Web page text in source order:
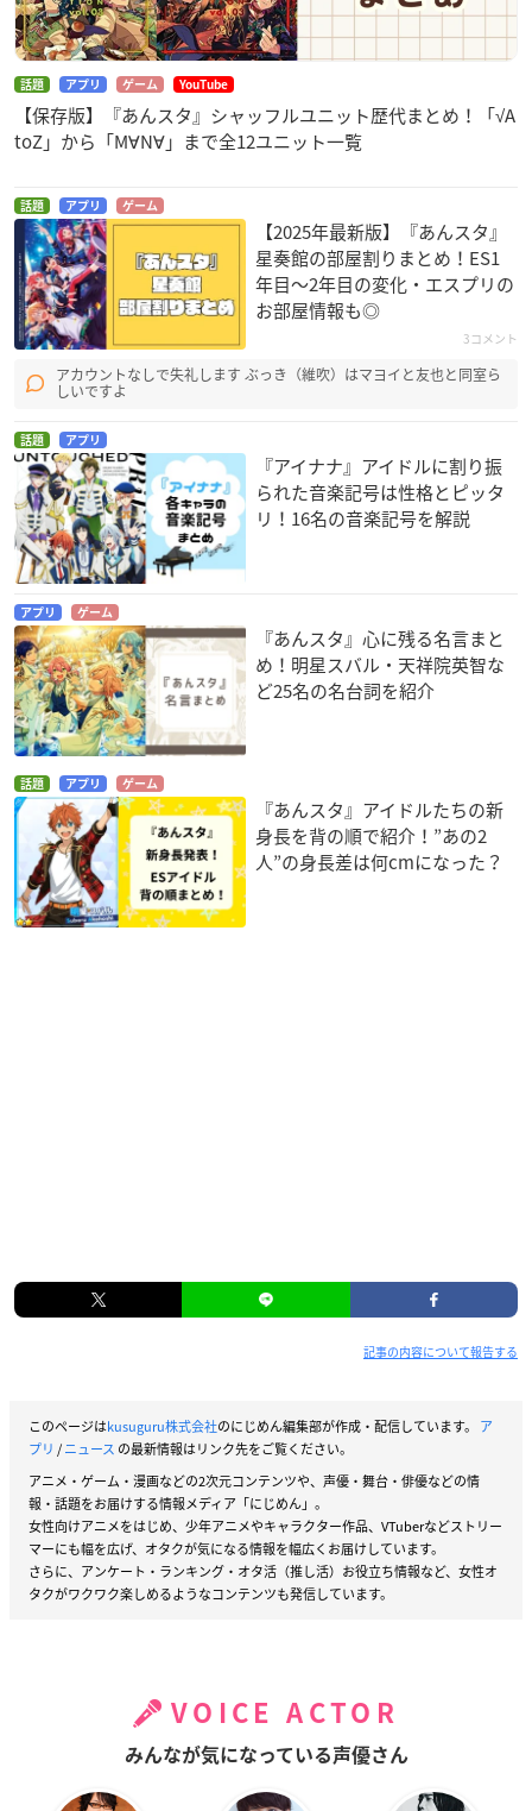
話題 アプリ ゲーム YouTube
【保存版】『あんスタ』シャッフルユニット歴代まとめ！「√A
toZ」から「M∀N∀」まで全12ユニット一覧
話題 アプリ ゲーム
【2025年最新版】『あんスタ』
星奏館の部屋割りまとめ！ES1
年目〜2年目の変化・エスプリの
お部屋情報も◎
3コメント
アカウントなしで失礼します ぶっき（維吹）はマヨイと友也と同室ら
しいですよ
話題 アプリ
『アイナナ』アイドルに割り振
られた音楽記号は性格とピッタ
リ！16名の音楽記号を解説
アプリ ゲーム
『あんスタ』心に残る名言まと
め！明星スバル・天祥院英智な
ど25名の名台詞を紹介
話題 アプリ ゲーム
『あんスタ』アイドルたちの新
身長を背の順で紹介！”あの2
人”の身長差は何cmになった？
記事の内容について報告する
このページはkusuguru株式会社のにじめん編集部が作成・配信しています。 ア
プリ /ニュース の最新情報はリンク先をご覧ください。
アニメ・ゲーム・漫画などの2次元コンテンツや、声優・舞台・俳優などの情
報・話題をお届けする情報メディア「にじめん」。
女性向けアニメをはじめ、少年アニメやキャラクター作品、VTuberなどストリー
マーにも幅を広げ、オタクが気になる情報を幅広くお届けしています。
さらに、アンケート・ランキング・オタ活（推し活）お役立ち情報など、女性オ
タクがワクワク楽しめるようなコンテンツも発信しています。
VOICE ACTOR
みんなが気になっている声優さん